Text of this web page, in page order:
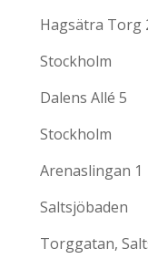
Hagsätra Torg
Stockholm
Dalens Allé 5
Stockholm
Arenaslingan 1
Saltsjöbaden
Torggatan,